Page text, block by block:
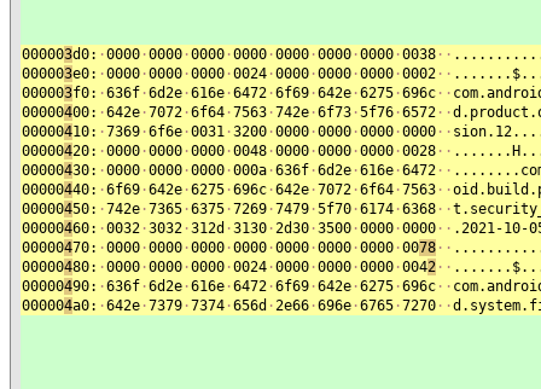
000003d0: ·0000 ·0000 ·0000 ·0000 ·0000 ·0000 ·0000 ·0038 · ·
000003e0: ·0000 ·0000 ·0000 ·0024 ·0000 ·0000 ·0000 ·0002 · ·
000003f0: ·636f ·6d2e ·616e ·6472 ·6f69 ·642e ·6275 ·696c · ·
00000400: ·642e ·7072 ·6f64 ·7563 ·742e ·6f73 ·5f76 ·6572 · ·
00000410: ·7369 ·6f6e ·0031 ·3200 ·0000 ·0000 ·0000 ·0000 · ·
00000420: ·0000 ·0000 ·0000 ·0048 ·0000 ·0000 ·0000 ·0028 · ·
00000430: ·0000 ·0000 ·0000 ·000a ·636f ·6d2e ·616e ·6472 · ·
00000440: ·6f69 ·642e ·6275 ·696c ·642e ·7072 ·6f64 ·7563 · ·
00000450: ·742e ·7365 ·6375 ·7269 ·7479 ·5f70 ·6174 ·6368 · ·
00000460: ·0032 ·3032 ·312d ·3130 ·2d30 ·3500 ·0000 ·0000 · · .2021-
00000470: ·0000 ·0000 ·0000 ·0000 ·0000 ·0000 ·0000 ·0078 · ·
00000480: ·0000 ·0000 ·0000 ·0024 ·0000 ·0000 ·0000 ·0042 · ·
00000490: ·636f ·6d2e ·616e ·6472 ·6f69 ·642e ·6275 ·696c · ·
000004a0: ·642e ·7379 ·7374 ·656d ·2e66 ·696e ·6765 ·7270 · ·